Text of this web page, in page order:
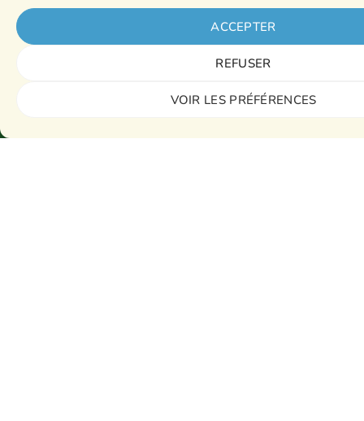
ACCEPTER
REFUSER
VOIR LES PRÉFÉRENCES
Doyenné du Drouais